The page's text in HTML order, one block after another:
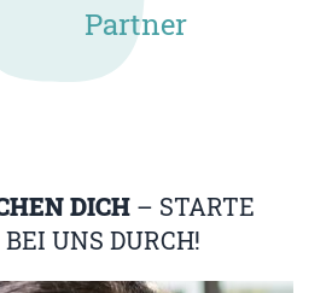
Partner
DICH – STARTE
UNS DURCH!